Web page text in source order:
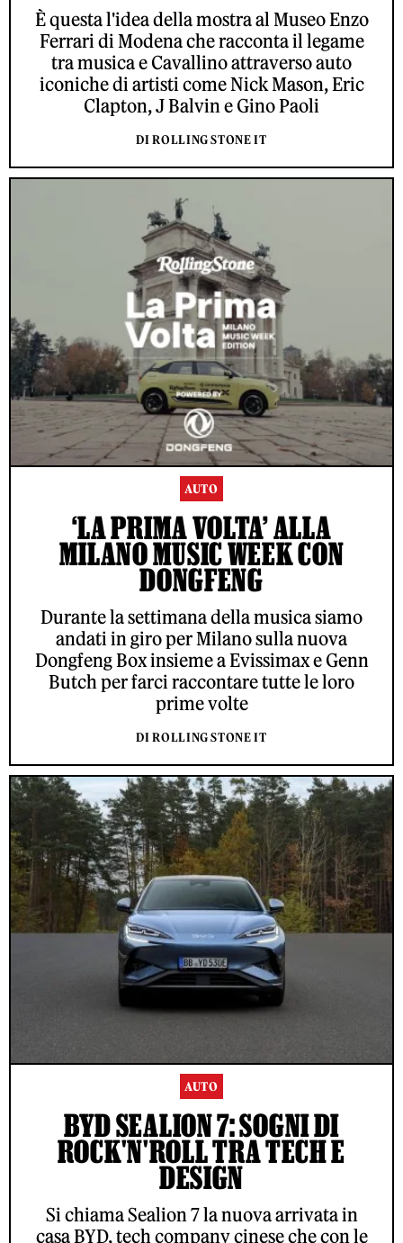
È questa l'idea della mostra al Museo Enzo
Ferrari di Modena che racconta il legame
tra musica e Cavallino attraverso auto
iconiche di artisti come Nick Mason, Eric
Clapton, J Balvin e Gino Paoli
DI ROLLING STONE IT
AUTO
‘LA PRIMA VOLTA’ ALLA
MILANO MUSIC WEEK CON
DONGFENG
Durante la settimana della musica siamo
andati in giro per Milano sulla nuova
Dongfeng Box insieme a Evissimax e Genn
Butch per farci raccontare tutte le loro
prime volte
DI ROLLING STONE IT
AUTO
BYD SEALION 7: SOGNI DI
ROCK'N'ROLL TRA TECH E
DESIGN
Si chiama Sealion 7 la nuova arrivata in
casa BYD, tech company cinese che con le